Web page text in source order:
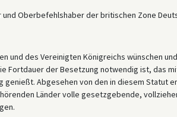
Oberbefehlshaber der britischen Zone
und des Vereinigten Königreichs wünschen
Fortdauer der Besetzung notwendig ist, das
Abgesehen von den in diesem Statut
Länder volle gesetzgebende,